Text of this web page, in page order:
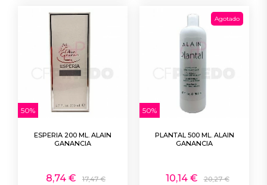
50%
ESPERIA 200 ML. ALAIN
GANANCIA
8,74 €
17,47 €
50%
PLANTAL 500 ML. ALAIN
GANANCIA
10,14 €
20,27 €
Agotado